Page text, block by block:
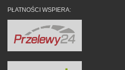
PŁATNOŚCI WSPIERA: